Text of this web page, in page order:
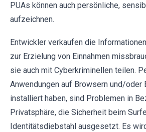
PUAs können auch persönliche,
aufzeichnen.
Entwickler verkaufen die
zur Erzielung von Einnahmen
sie auch mit Cyberkriminellen teilen.
Anwendungen auf Browsern und/
installiert haben, sind Problemen in
Privatsphäre, die Sicherheit beim
Identitätsdiebstahl ausgesetzt. Es